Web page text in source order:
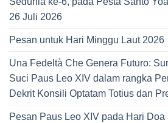
26 Juli 2026
Pesan untuk Hari Minggu Laut 2026
Una Fedeltà Che Genera Futuro:
Suci Paus Leo XIV dalam rangka
Dekrit Konsili Optatam Totius dan
Pesan Paus Leo XIV pada Hari